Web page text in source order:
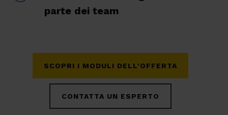
parte dei team
SCOPRI I MODULI DELL'OFFERTA
CONTATTA UN ESPERTO